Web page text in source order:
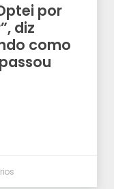
por
diz
como